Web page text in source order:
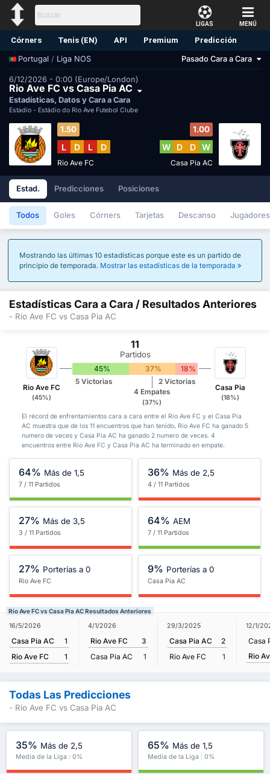
LIGAS MENÚ
Córners Tenis (EN) API Premium Predicción
Portugal / Liga NOS Pasado Cara a Cara
6/12/2026 - 0:00 (Europe/London)
Rio Ave FC vs Casa Pia AC
Estadísticas, Datos y Cara a Cara
Estadio - Estádio do Rio Ave Futebol Clube
1.50
L D L D
Rio Ave FC
1.00
W D D W
Casa Pia AC
Estad. Predicciones Posiciones
Todos Goles Córners Tarjetas Descanso Jugadores
Mostrando las últimas 10 estadísticas porque este es un partido de
principio de temporada. Mostrar las estadísticas de la temporada
Estadísticas Cara a Cara / Resultados Anteriores
- Rio Ave FC vs Casa Pia AC
Rio Ave FC
(45%)
11
Partidos
45% 37% 18%
5 Victorias
4 Empates
(37%)
2 Victorias
Casa Pia
(18%)
El récord de enfrentamientos cara a cara entre el Rio Ave FC y el Casa Pia
AC muestra que de los 11 encuentros que han tenido, Rio Ave FC ha ganado 5
numero de veces y Casa Pia AC ha ganado 2 numero de veces. 4
encuentros entre Rio Ave FC y Casa Pia AC ha terminado en empate.
64% Más de 1,5
7 / 11 Partidos
36% Más de 2,5
4 / 11 Partidos
27% Más de 3,5
3 / 11 Partidos
64% AEM
7 / 11 Partidos
27% Porterías a 0
Rio Ave FC
9% Porterías a 0
Casa Pia AC
Rio Ave FC vs Casa Pia AC Resultados Anteriores
16/5/2026
Casa Pia AC
1
Rio Ave FC
1
4/1/2026
Rio Ave FC
3
Casa Pia AC
1
29/3/2025
Casa Pia AC
2
Rio Ave FC
1
12/1/
Casa
Rio
Todas Las Predicciones
- Rio Ave FC vs Casa Pia AC
35% Más de 2,5
Media de la Liga : 0%
65% Más de 1,5
Media de la Liga : 0%